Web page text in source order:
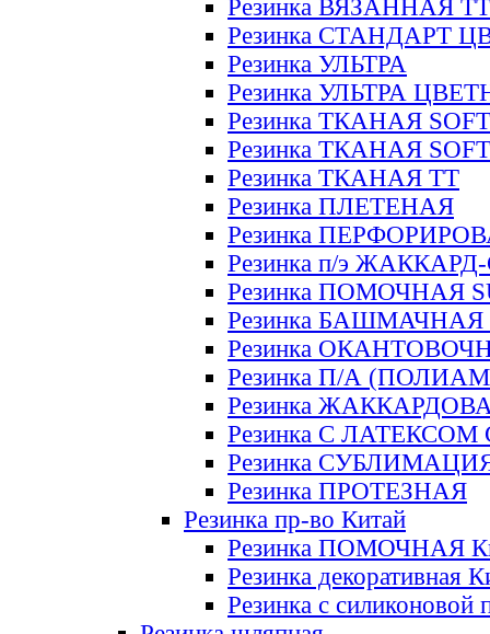
Резинка ВЯЗАННАЯ ТТ
Резинка СТАНДАРТ
Резинка УЛЬТРА
Резинка УЛЬТРА
Резинка ТКАНАЯ SOFT
Резинка ТКАНАЯ
Резинка ТКАНАЯ ТТ
Резинка ПЛЕТЕНАЯ
Резинка
Резинка п/э
Резинка ПОМОЧНАЯ
Резинка БАШМАЧНАЯ
Резинка
Резинка П/А
Резинка
Резинка С ЛАТЕКСОМ
Резинка
Резинка ПРОТЕЗНАЯ
Резинка пр-во Китай
Резинка ПОМОЧНАЯ
Резинка декоративная
Резинка с силиконовой